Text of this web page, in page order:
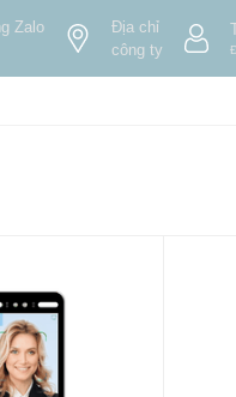
Zalo
Địa chỉ
công ty